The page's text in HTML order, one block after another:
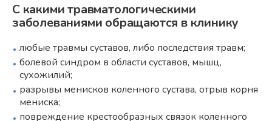
С какими травматологическими
заболеваниями обращаются в клинику
любые травмы суставов, либо последствия травм;
болевой синдром в области суставов, мышц,
сухожилий;
разрывы менисков коленного сустава, отрыв корня
мениска;
повреждение крестообразных связок коленного